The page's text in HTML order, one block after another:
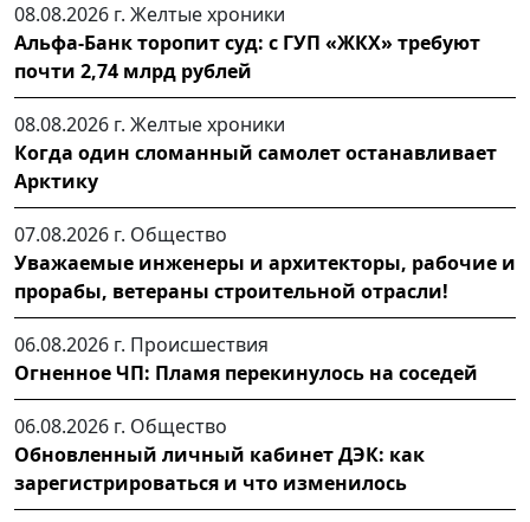
08.08.2026 г. Желтые хроники
Альфа-Банк торопит суд: с ГУП «ЖКХ» требуют
почти 2,74 млрд рублей
08.08.2026 г. Желтые хроники
Когда один сломанный самолет останавливает
Арктику
07.08.2026 г. Общество
Уважаемые инженеры и архитекторы, рабочие и
прорабы, ветераны строительной отрасли!
06.08.2026 г. Происшествия
Огненное ЧП: Пламя перекинулось на соседей
06.08.2026 г. Общество
Обновленный личный кабинет ДЭК: как
зарегистрироваться и что изменилось